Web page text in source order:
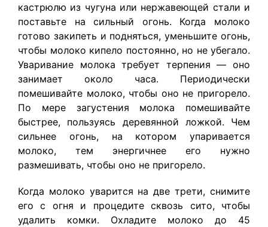
кастрюлю из чугуна или нержавеющей стали и
поставьте на сильный огонь. Когда молоко
готово закипеть и подняться, уменьшите огонь,
чтобы молоко кипело постоянно, но не убегало.
Уваривание молока требует терпения — оно
занимает около часа. Периодически
помешивайте молоко, чтобы оно не пригорело.
По мере загустения молока помешивайте
быстрее, пользуясь деревянной ложкой. Чем
сильнее огонь, на котором упаривается
молоко, тем энергичнее его нужно
размешивать, чтобы оно не пригорело.
Когда молоко уварится на две трети, снимите
его с огня и процедите сквозь сито, чтобы
удалить комки. Охладите молоко до 45